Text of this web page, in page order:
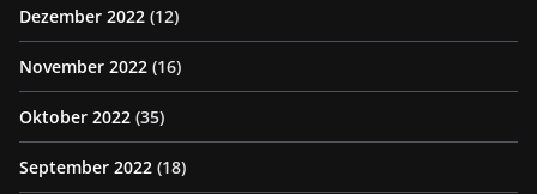
Dezember 2022 (12)
November 2022 (16)
Oktober 2022 (35)
September 2022 (18)